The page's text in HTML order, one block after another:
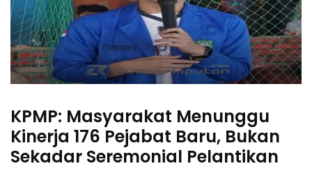
KPMP: Masyarakat Menunggu
Kinerja 176 Pejabat Baru, Bukan
Sekadar Seremonial Pelantikan